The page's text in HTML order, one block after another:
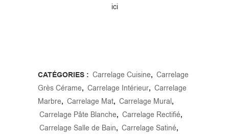
ici
CATÉGORIES : Carrelage Cuisine, Carrelage
Grès Cérame, Carrelage Intérieur, Carrelage
Marbre, Carrelage Mat, Carrelage Mural,
Carrelage Pâte Blanche, Carrelage Rectifié,
Carrelage Salle de Bain, Carrelage Satiné,